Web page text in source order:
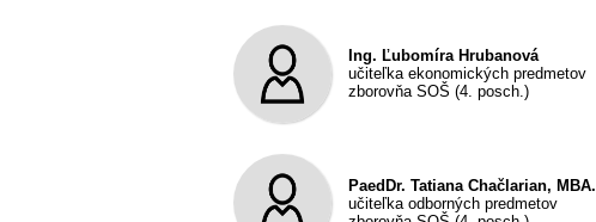
Ing. Ľubomíra Hrubanová
učiteľka ekonomických predmetov
zborovňa SOŠ (4. posch.)
PaedDr. Tatiana Chačlarian, MBA.
učiteľka odborných predmetov